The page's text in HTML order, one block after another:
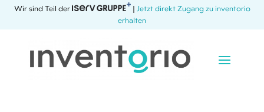
Wir sind Teil der | Jetzt direkt Zugang zu inventorio
erhalten